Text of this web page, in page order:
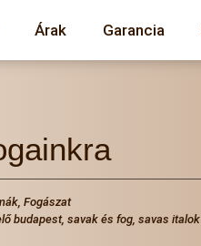
Árak Garancia
, Fogászat
budapest, savak és fog, savas italok